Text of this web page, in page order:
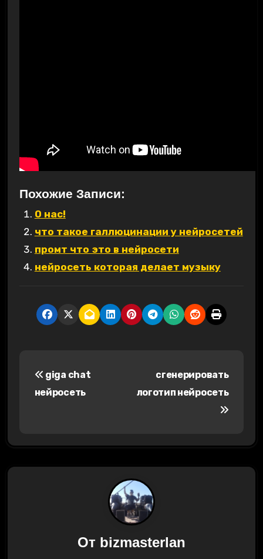
Похожие Записи:
О нас!
что такое галлюцинации у нейросетей
промт что это в нейросети
нейросеть которая делает музыку
giga chat
нейросеть
сгенерировать
логотип нейросеть
От bizmasterlan